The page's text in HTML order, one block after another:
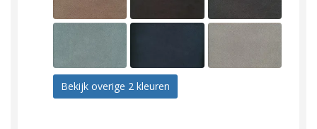
Bekijk overige 2 kleuren